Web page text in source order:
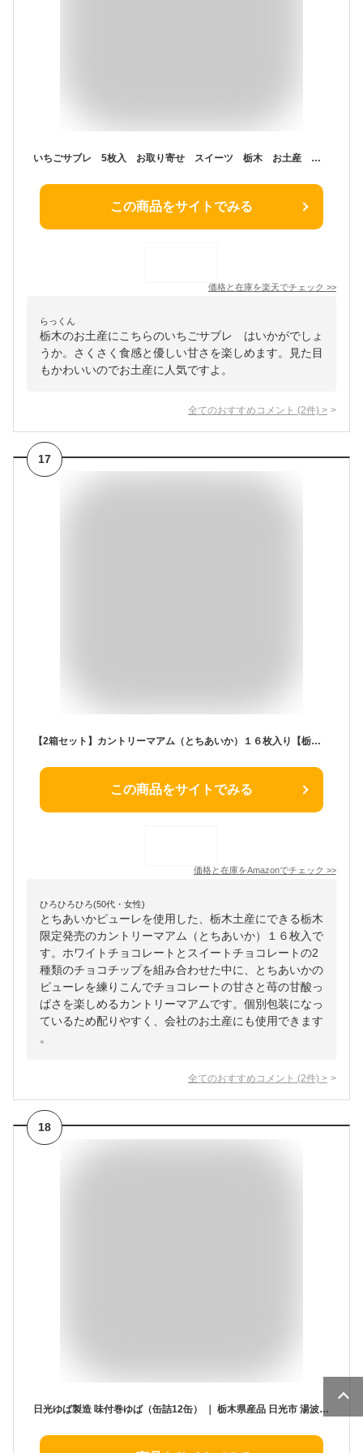
いちごサブレ 5枚入 お取り寄せ スイーツ 栃木 お土産 那須塩原
この商品をサイトでみる
価格と在庫を楽天でチェック >>
らっくん
栃木のお土産にこちらのいちごサブレ はいかがでしょ
うか。さくさく食感と優しい甘さを楽しめます。見た目
もかわいいのでお土産に人気ですよ。
全てのおすすめコメント (2件) >
17
【2箱セット】カントリーマアム（とちあいか）１６枚入り【栃木土産】
この商品をサイトでみる
価格と在庫をAmazonでチェック >>
ひろひろひろ(50代・女性)
とちあいかピューレを使用した、栃木土産にできる栃木
限定発売のカントリーマアム（とちあいか）１６枚入で
す。ホワイトチョコレートとスイートチョコレートの2
種類のチョコチップを組み合わせた中に、とちあいかの
ピューレを練りこんでチョコレートの甘さと苺の甘酸っ
ぱさを楽しめるカントリーマアムです。個別包装になっ
ているため配りやすく、会社のお土産にも使用できます
。
全てのおすすめコメント (2件) >
18
日光ゆば製造 味付巻ゆば（缶詰12缶） ｜ 栃木県産品 日光市 湯波 日光名産 常温保存 おもてなし料理 和食 ギフト プレゼント 贈り物 土産